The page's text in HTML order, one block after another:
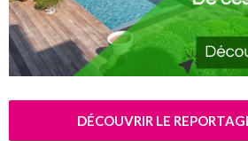
DÉCOUVRIR LE